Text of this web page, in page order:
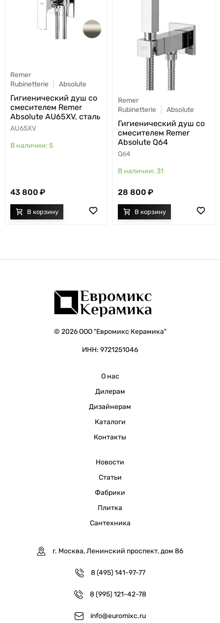
Remer
Rubinetterie
Absolute
Гигиенический душ со
смесителем Remer
Absolute AU65XV, сталь
AU65XV
5
43 800
Remer
Rubinetterie
Absolute
Гигиенический душ со
смесителем Remer
Absolute Q64
Q64
31
28 800
© 2026 ООО "Евромикс Керамика"
ИНН: 9721251046
О нас
Дилерам
Дизайнерам
Каталоги
Контакты
Новости
Статьи
Фабрики
Плитка
Сантехника
г. Москва, Ленинский проспект, дом 86
8 (495) 141-97-77
8 (995) 121-42-78
info@euromixc.ru